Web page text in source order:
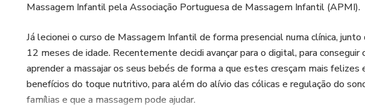
Massagem Infantil pela Associação Portuguesa de Massagem Infantil (APMI).
Já lecionei o curso de Massagem Infantil de forma presencial numa clínica,
12 meses de idade. Recentemente decidi avançar para o digital, para conseguir
aprender a massajar os seus bebés de forma a que estes cresçam mais felizes
benefícios do toque nutritivo, para além do alívio das cólicas e regulação do
famílias e que a massagem pode ajudar.